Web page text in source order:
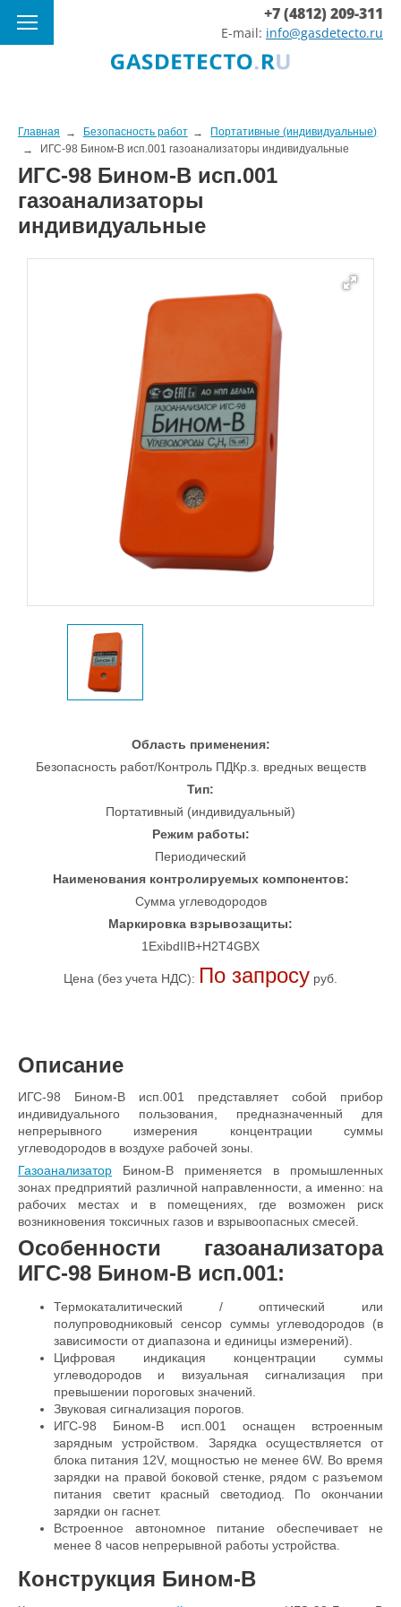
+7 (4812) 209-311
E-mail: info@gasdetecto.ru
Главная Безопасность работ
Портативные (индивидуальные)
ИГС-98 Бином-В исп.001 газоанализаторы индивидуальные
ИГС-98 Бином-В исп.001
газоанализаторы
индивидуальные
Область применения:
Безопасность работ/Контроль ПДКр.з. вредных веществ
Тип:
Портативный (индивидуальный)
Режим работы:
Периодический
Наименования контролируемых компонентов:
Сумма углеводородов
Маркировка взрывозащиты:
1ExibdIIB+H2T4GBX
Цена (без учета НДС): По запросу руб.
Описание
ИГС-98 Бином-В исп.001 представляет собой прибор
индивидуального пользования, предназначенный для
непрерывного измерения концентрации суммы
углеводородов в воздухе рабочей зоны.
Газоанализатор Бином-В применяется в промышленных
зонах предприятий различной направленности, а именно: на
рабочих местах и в помещениях, где возможен риск
возникновения токсичных газов и взрывоопасных смесей.
Особенности газоанализатора
ИГС-98 Бином-В исп.001:
Термокаталитический / оптический или
полупроводниковый сенсор суммы углеводородов (в
зависимости от диапазона и единицы измерений).
Цифровая индикация концентрации суммы
углеводородов и визуальная сигнализация при
превышении пороговых значений.
Звуковая сигнализация порогов.
ИГС-98 Бином-В исп.001 оснащен встроенным
зарядным устройством. Зарядка осуществляется от
блока питания 12V, мощностью не менее 6W. Во время
зарядки на правой боковой стенке, рядом с разъемом
питания светит красный светодиод. По окончании
зарядки он гаснет.
Встроенное автономное питание обеспечивает не
менее 8 часов непрерывной работы устройства.
Конструкция Бином-В